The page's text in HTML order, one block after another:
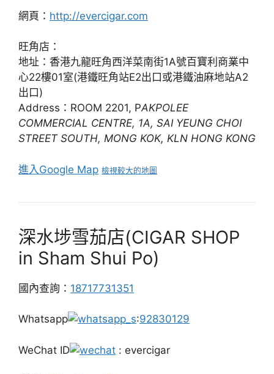
網頁： http://evercigar.com
旺角店：
地址：香港九龍旺角西洋菜南街1A號百寶利商業中
心22樓01室(港鐵旺角站E2出口或港鐵油麻地站A2
出口)
Address：ROOM 2201, PAKPOLEE
COMMERCIAL CENTRE, 1A, SAI YEUNG CHOI
STREET SOUTH, MONG KOK, KLN HONG KONG
進入Google Map 檢視較大的地圖
深水埗雪茄店(CIGAR SHOP
in Sham Shui Po)
國內查詢： 18717731351
Whatsapp :92830129
WeChat ID : evercigar